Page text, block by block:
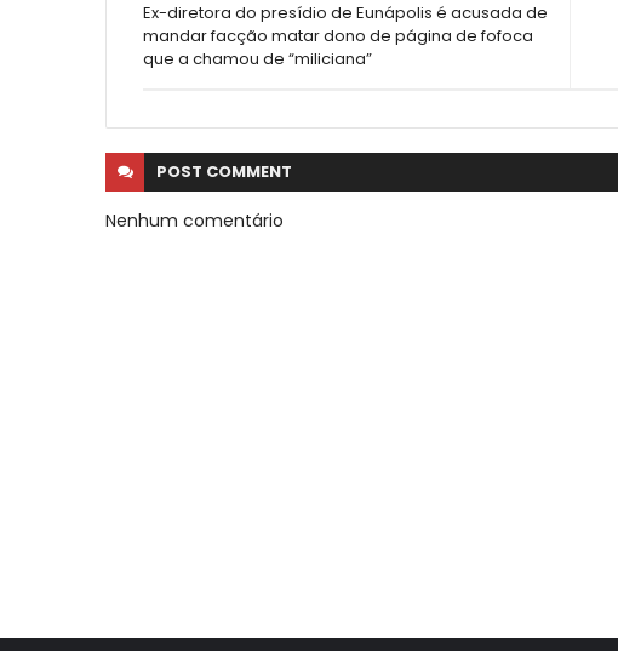
Ex-diretora do presídio de Eunápolis é acusada de
mandar facção matar dono de página de fofoca
que a chamou de “miliciana”
POST COMMENT
Nenhum comentário